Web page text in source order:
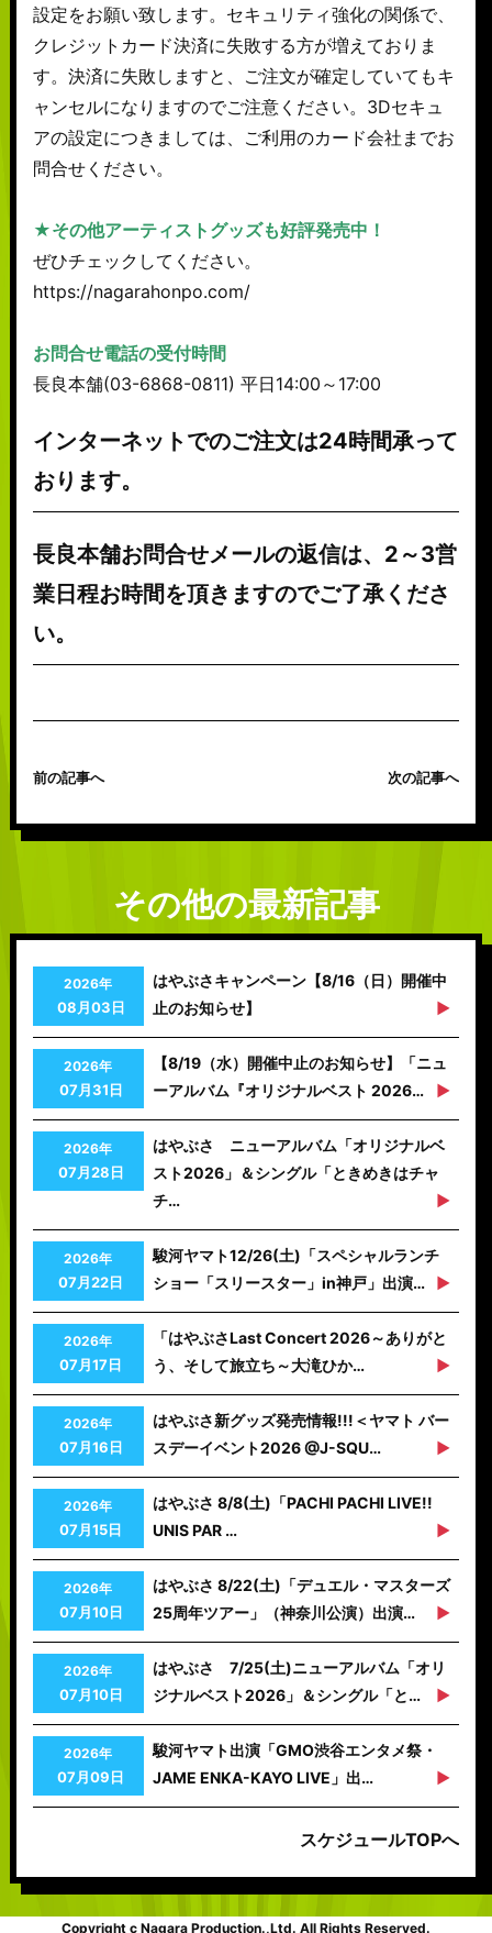
設定をお願い致します。セキュリティ強化の関係で、
クレジットカード決済に失敗する方が増えておりま
す。決済に失敗しますと、ご注文が確定していてもキ
ャンセルになりますのでご注意ください。3Dセキュ
アの設定につきましては、ご利用のカード会社までお
問合せください。
★その他アーティストグッズも好評発売中！
ぜひチェックしてください。
https://nagarahonpo.com/
お問合せ電話の受付時間
長良本舗(03-6868-0811) 平日14:00～17:00
インターネットでのご注文は24時間承って
おります。
長良本舗お問合せメールの返信は、2～3営
業日程お時間を頂きますのでご了承くださ
い。
前の記事へ 次の記事へ
その他の最新記事
2026年
08月03日
はやぶさキャンペーン【8/16（日）開催中
止のお知らせ】
2026年
07月31日
【8/19（水）開催中止のお知らせ】「ニュ
ーアルバム『オリジナルベスト 2026…
2026年
07月28日
はやぶさ ニューアルバム「オリジナルベ
スト2026」＆シングル「ときめきはチャ
チ…
2026年
07月22日
駿河ヤマト12/26(土)「スペシャルランチ
ショー「スリースター」in神戸」出演…
2026年
07月17日
「はやぶさLast Concert 2026～ありがと
う、そして旅立ち～大滝ひか…
2026年
07月16日
はやぶさ新グッズ発売情報!!!＜ヤマト バー
スデーイベント2026 @J-SQU…
2026年
07月15日
はやぶさ 8/8(土)「PACHI PACHI LIVE!!
UNIS PAR …
2026年
07月10日
はやぶさ 8/22(土)「デュエル・マスターズ
25周年ツアー」（神奈川公演）出演…
2026年
07月10日
はやぶさ 7/25(土)ニューアルバム「オリ
ジナルベスト2026」＆シングル「と…
2026年
07月09日
駿河ヤマト出演「GMO渋谷エンタメ祭・
JAME ENKA-KAYO LIVE」出…
スケジュールTOPへ
Copyright c Nagara Production.,Ltd. All Rights Reserved.